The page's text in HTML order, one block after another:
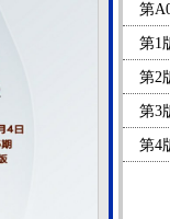
第
第1
第2
第3
第4